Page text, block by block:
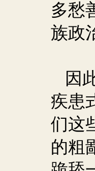
多愁
族政
因
疾患
们这
的粗